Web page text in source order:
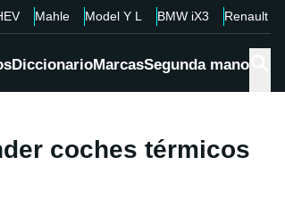
Mahle Model Y L BMW iX3 Renault
DiccionarioMarcasSegunda mano
coches térmicos